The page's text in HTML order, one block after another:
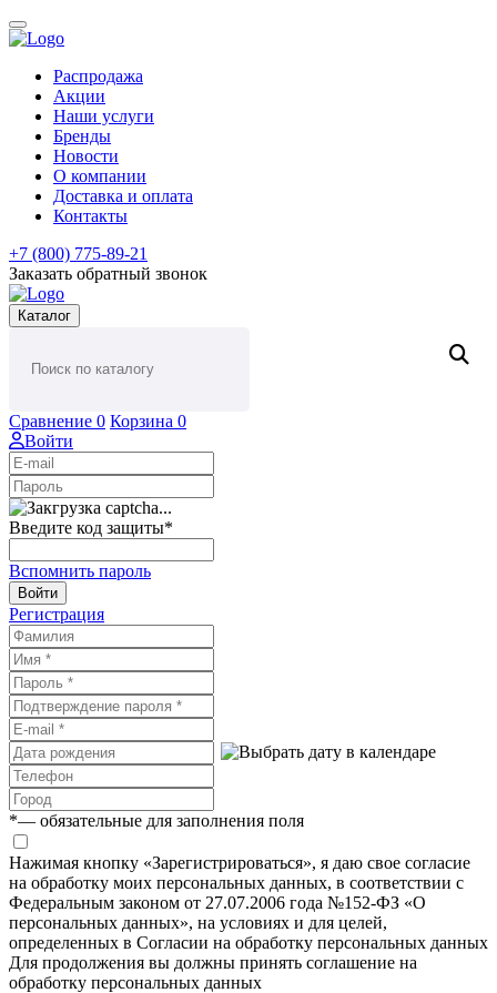
Распродажа
Акции
Наши услуги
Бренды
Новости
О компании
Доставка и оплата
Контакты
+7 (800) 775-89-21
Заказать обратный звонок
Каталог
Сравнение 0 Корзина 0
Войти
Введите код защиты*
Вспомнить пароль
Войти
Регистрация
*— обязательные для заполнения поля
Нажимая кнопку «Зарегистрироваться», я даю свое согласие
на обработку моих персональных данных, в соответствии с
Федеральным законом от 27.07.2006 года №152-ФЗ «О
персональных данных», на условиях и для целей,
определенных в Согласии на обработку персональных данных
Для продолжения вы должны принять соглашение на
обработку персональных данных